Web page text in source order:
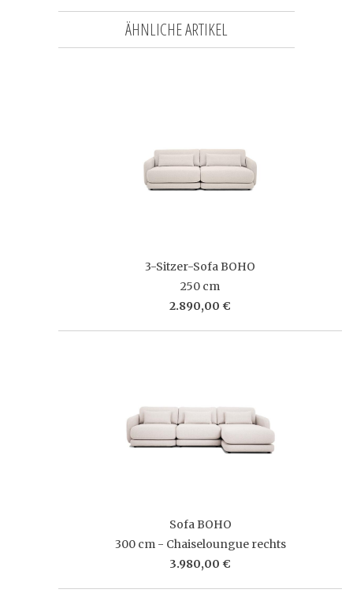
ÄHNLICHE ARTIKEL
3-Sitzer-Sofa BOHO
250 cm
2.890,00 €
Sofa BOHO
300 cm - Chaiseloungue rechts
3.980,00 €